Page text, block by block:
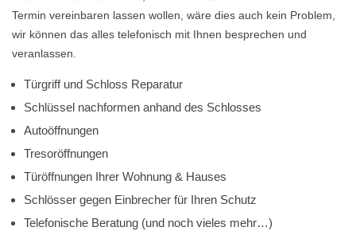
Termin vereinbaren lassen wollen, wäre dies auch kein Problem,
wir können das alles telefonisch mit Ihnen besprechen und
veranlassen.
Türgriff und Schloss Reparatur
Schlüssel nachformen anhand des Schlosses
Autoöffnungen
Tresoröffnungen
Türöffnungen Ihrer Wohnung & Hauses
Schlösser gegen Einbrecher für Ihren Schutz
Telefonische Beratung (und noch vieles mehr…)